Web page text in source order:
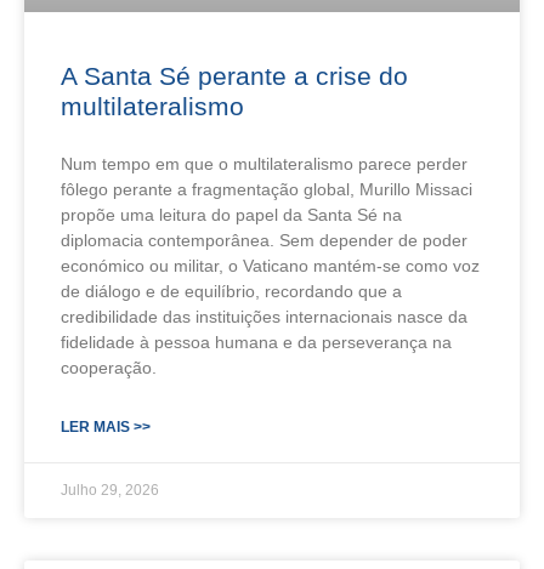
A Santa Sé perante a crise do
multilateralismo
Num tempo em que o multilateralismo parece perder
fôlego perante a fragmentação global, Murillo Missaci
propõe uma leitura do papel da Santa Sé na
diplomacia contemporânea. Sem depender de poder
económico ou militar, o Vaticano mantém-se como voz
de diálogo e de equilíbrio, recordando que a
credibilidade das instituições internacionais nasce da
fidelidade à pessoa humana e da perseverança na
cooperação.
LER MAIS >>
Julho 29, 2026